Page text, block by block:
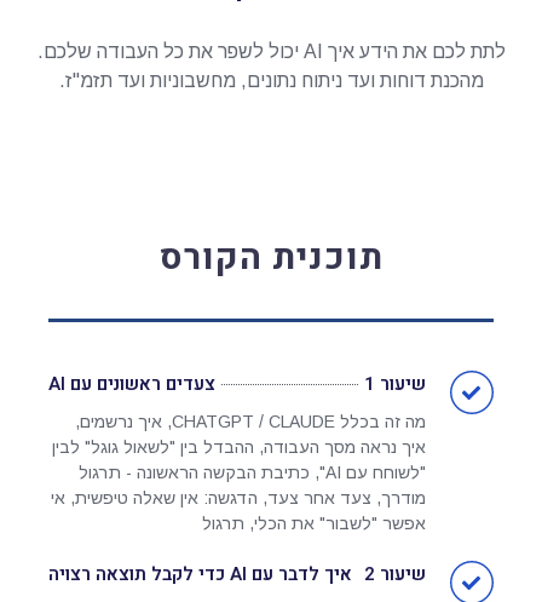
לתת לכם את הידע איך AI יכול לשפר את כל העבודה שלכם.
מהכנת דוחות ועד ניתוח נתונים, מחשבוניות ועד תזמ"ז.
תוכנית הקורס
שיעור 1 צעדים ראשונים עם AI
מה זה בכלל CHATGPT / CLAUDE, איך נרשמים,
איך נראה מסך העבודה, ההבדל בין "לשאול גוגל" לבין
"לשוחח עם AI", כתיבת הבקשה הראשונה - תרגול
מודרך, צעד אחר צעד, הדגשה: אין שאלה טיפשית, אי
אפשר "לשבור" את הכלי, תרגול
שיעור 2 איך לדבר עם AI כדי לקבל תוצאה רצויה